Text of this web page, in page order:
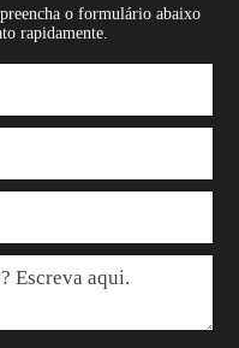
o formulário abaixo
rapidamente.